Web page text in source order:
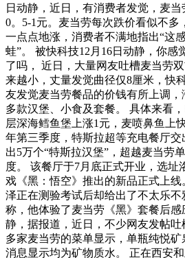
日动静，近日，有消费者发觉，麦
0。5-1元。麦当劳每次跌价看似不多
一点点地涨，消费者不满地指出“这
蛙”。 被快科技12月16日动静，你感
了吗， 近日，大量网友吐槽麦当劳
来越小，丈量发觉曲径仅8厘米，快
友发觉麦当劳餐品的价钱有所上调，
多款汉堡、小食及套餐。 具体来看
层深海鳕鱼堡上涨1元，麦喷鼻鱼上
年第三季度，特斯拉超等充电餐厅
出5万个“特斯拉汉堡”，超越麦当劳
度。 该餐厅于7月底正式开业，选址
戏《黑：悟空》推出的新品正式上
泽正在测验考试后却给出了不太乐
称，他体验了麦当劳《黑》套餐后感
静，据报道，近日，不少网友发帖
多家麦当劳的菜单显示，单瓶纯悦
消息显示均为矿物质水。 正在西安